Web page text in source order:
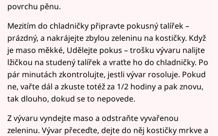
povrchu pěnu.
Mezitím do chladničky připravte pokusný talířek –
prázdný, a nakrájejte zbylou zeleninu na kostičky. Když
je maso měkké, Udělejte pokus – trošku vývaru nalijte
lžičkou na studený talířek a vraťte ho do chladničky. Po
pár minutách zkontrolujte, jestli vývar rosoluje. Pokud
ne, vařte dál a zkuste totéž za 1/2 hodiny a pak znovu,
tak dlouho, dokud se to nepovede.
Z vývaru vyndejte maso a odstraňte vyvařenou
zeleninu. Vývar přeceďte, dejte do něj kostičky mrkve a